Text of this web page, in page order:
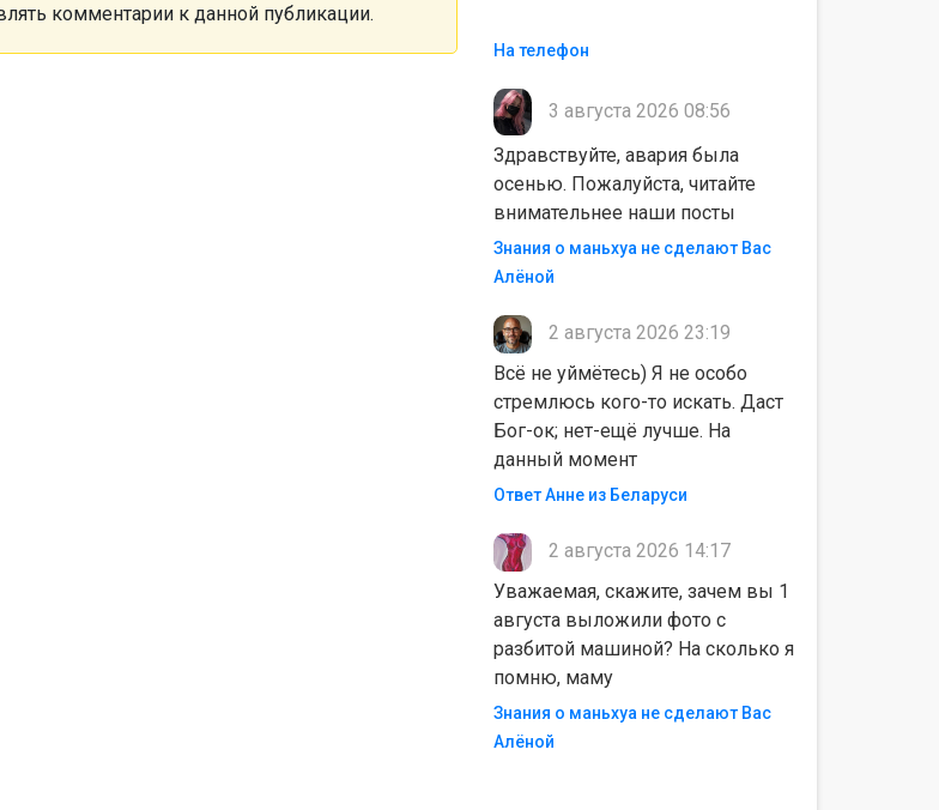
комментарии к данной публикации.
На телефон
3 августа 2026 08:56
Здравствуйте, авария была
осенью. Пожалуйста, читайте
внимательнее наши посты
Знания о маньхуа не сделают Вас
Алëной
2 августа 2026 23:19
Всё не уймётесь) Я не особо
стремлюсь кого-то искать. Даст
Бог-ок; нет-ещё лучше. На
данный момент
Ответ Анне из Беларуси
2 августа 2026 14:17
Уважаемая, скажите, зачем вы 1
августа выложили фото с
разбитой машиной? На сколько я
помню, маму
Знания о маньхуа не сделают Вас
Алëной